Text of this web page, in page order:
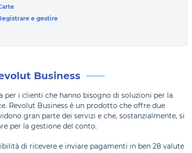
e gestire
Business
per i clienti che hanno bisogno di soluzioni per la
Revolut Business è un prodotto che offre due
gran parte dei servizi e che, sostanzialmente, si
per la gestione del conto.
di ricevere e inviare pagamenti in ben 28 valute